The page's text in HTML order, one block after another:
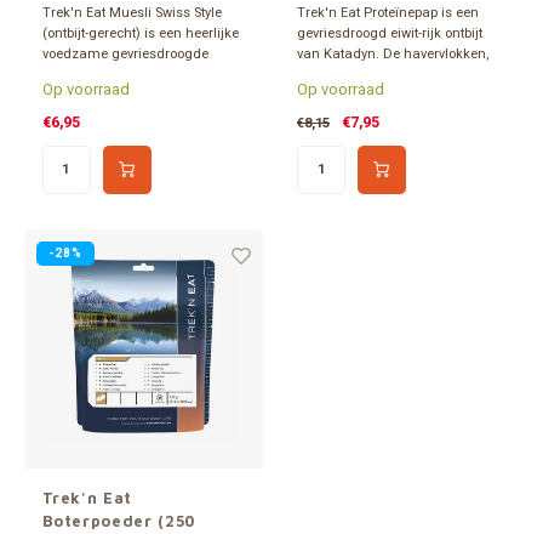
Trek'n Eat Muesli Swiss Style
(ontbijt-gerecht) is een heerlijke
voedzame gevriesdroogde
voor je ontbijt.
Op voorraad
€6,95
Trek'n Eat Proteïnepap is een
gevriesdroogd eiwit-rijk ontbijt
van Katadyn. De havervlokken,
zorgen voor een smakelijk,
eiwitrijk en voedzaam ontbijt.
Gemakkelijk te bereiden.
Eenvoudig water toevoegen.
Op voorraad
€8,15 €7,95
-28%
Trek'n Eat
Boterpoeder (250